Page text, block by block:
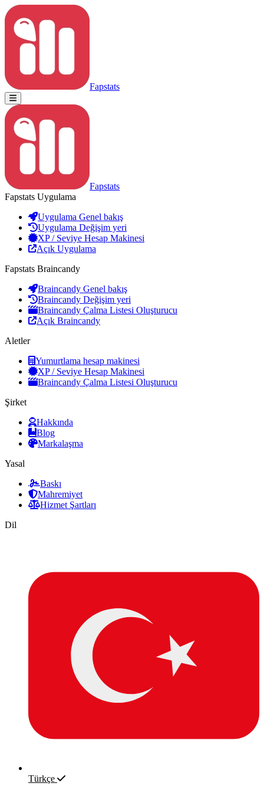
Fapstats
Fapstats
Fapstats Uygulama
Uygulama Genel bakış
Uygulama Değişim yeri
XP / Seviye Hesap Makinesi
Açık Uygulama
Fapstats Braincandy
Braincandy Genel bakış
Braincandy Değişim yeri
Braincandy Çalma Listesi Oluşturucu
Açık Braincandy
Aletler
Yumurtlama hesap makinesi
XP / Seviye Hesap Makinesi
Braincandy Çalma Listesi Oluşturucu
Şirket
Hakkında
Blog
Markalaşma
Yasal
Baskı
Mahremiyet
Hizmet Şartları
Dil
Türkçe